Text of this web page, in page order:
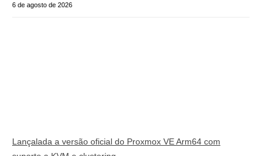
6 de agosto de 2026
Lançalada a versão oficial do Proxmox VE Arm64 com